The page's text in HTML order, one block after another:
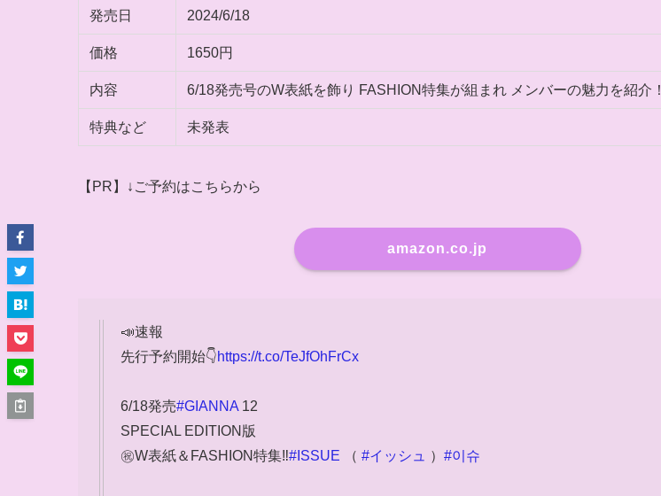
発売日 2024/6/18
価格 1650円
内容 6/18発売号のW表紙を飾り FASHION特集が組まれ メンバーの魅力を紹介！
特典など 未発表
【PR】↓ご予約はこちらから
amazon.co.jp
📣速報
先行予約開始👇https://t.co/TeJfOhFrCx
6/18発売#GIANNA 12
SPECIAL EDITION版
㊗️W表紙＆FASHION特集‼️#ISSUE （ #イッシュ ） #이슈